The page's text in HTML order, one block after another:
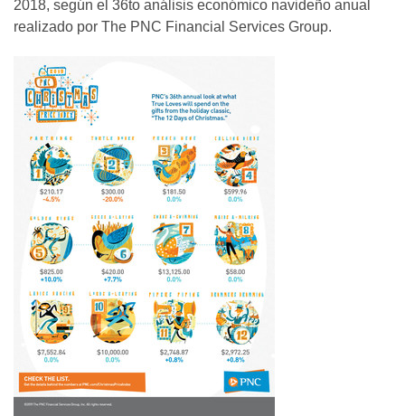
2018, según el 36to análisis económico navideño anual
realizado por The PNC Financial Services Group.